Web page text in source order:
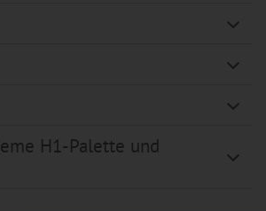
H1-Palette und